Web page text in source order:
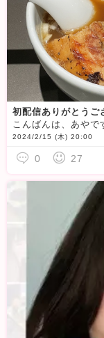
初配信ありがとうご
こんばんは、あやで
2024/2/15 (木) 20:00
0 27